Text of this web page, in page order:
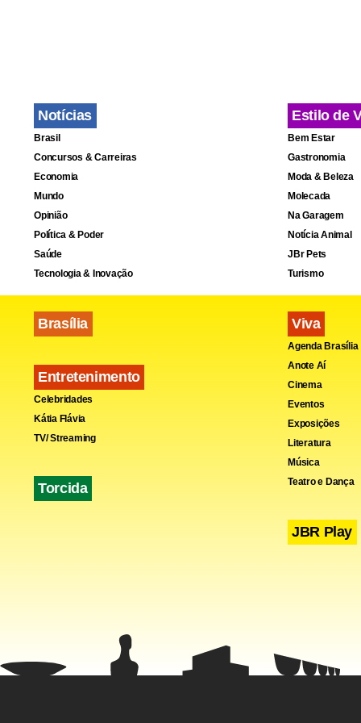
Notícias
Brasil
Concursos & Carreiras
Economia
Mundo
Opinião
Política & Poder
Saúde
Tecnologia & Inovação
Brasília
Entretenimento
Celebridades
Kátia Flávia
TV/ Streaming
Torcida
Estilo de
Bem Estar
Gastronomia
Moda & Beleza
Molecada
Na Garagem
Notícia Animal
JBr Pets
Turismo
Viva
Agenda Brasília
Anote Aí
Cinema
Eventos
Exposições
Literatura
Música
Teatro e Dança
JBR Play